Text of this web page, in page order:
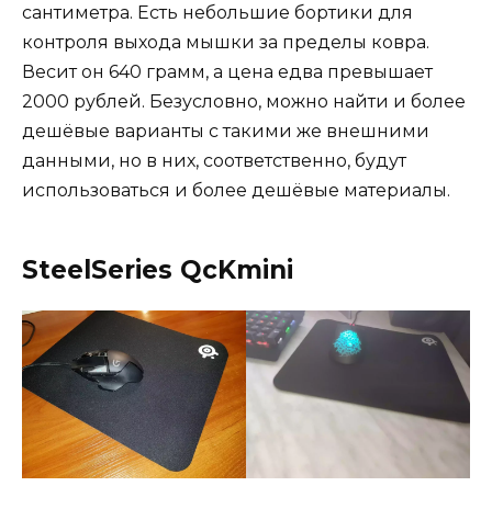
сантиметра. Есть небольшие бортики для
контроля выхода мышки за пределы ковра.
Весит он 640 грамм, а цена едва превышает
2000 рублей. Безусловно, можно найти и более
дешёвые варианты с такими же внешними
данными, но в них, соответственно, будут
использоваться и более дешёвые материалы.
SteelSeries QcKmini